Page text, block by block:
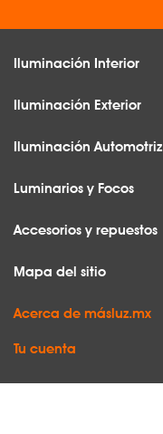
Iluminación Interior
Iluminación Exterior
Iluminación Automotriz
Luminarios y Focos
Accesorios y repuestos
Mapa del sitio
Acerca de másluz.mx
Tu cuenta